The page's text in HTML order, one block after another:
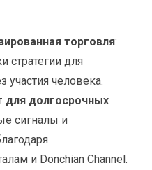
торговля:
стратегии для
участия человека.
для долгосрочных
сигналы и
и Donchian Channel.